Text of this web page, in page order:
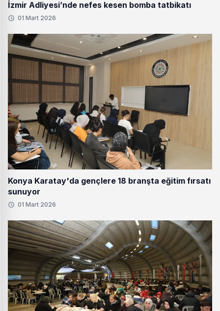
İzmir Adliyesi’nde nefes kesen bomba tatbikatı
01 Mart 2026
Konya Karatay'da gençlere 18 branşta eğitim fırsatı
sunuyor
01 Mart 2026